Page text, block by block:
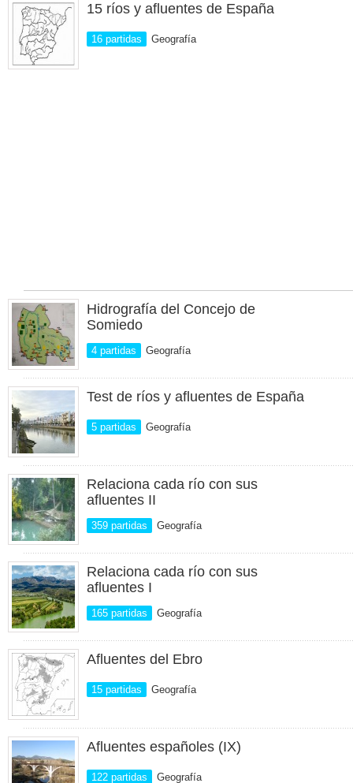
15 ríos y afluentes de España
16 partidas Geografía
Hidrografía del Concejo de
Somiedo
4 partidas Geografía
Test de ríos y afluentes de España
5 partidas Geografía
Relaciona cada río con sus
afluentes II
359 partidas Geografía
Relaciona cada río con sus
afluentes I
165 partidas Geografía
Afluentes del Ebro
15 partidas Geografía
Afluentes españoles (IX)
122 partidas Geografía